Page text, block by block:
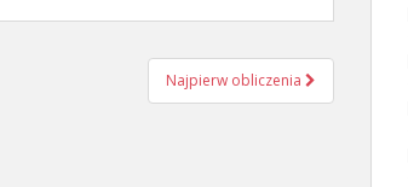
Najpierw obliczenia